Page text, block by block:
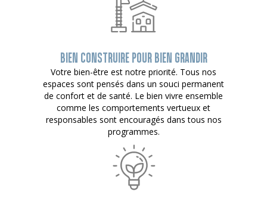
BIEN CONSTRUIRE POUR BIEN GRANDIR
Votre bien-être est notre priorité. Tous nos
espaces sont pensés dans un souci permanent
de confort et de santé. Le bien vivre ensemble
comme les comportements vertueux et
responsables sont encouragés dans tous nos
programmes.